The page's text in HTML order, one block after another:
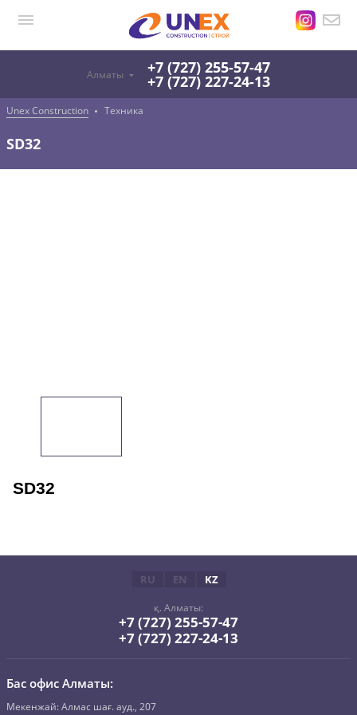
Алматы +7 (727) 255-57-47
+7 (727) 227-24-13
Unex Construction Техника
SD32
SD32
RU EN KZ
қ. Алматы:
+7 (727) 255-57-47
+7 (727) 227-24-13
Бас офис Алматы:
Mекенжай: Алмас шағ. ауд., 207